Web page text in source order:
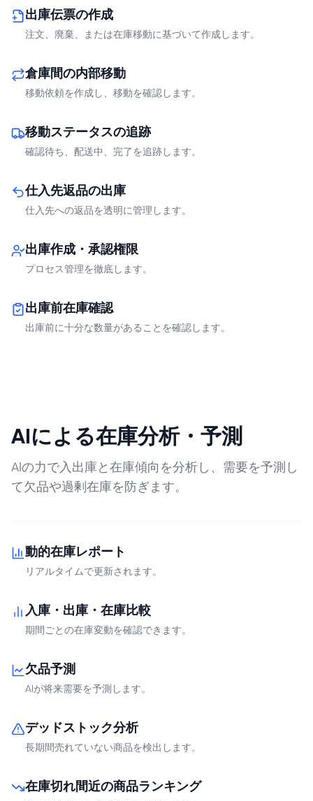
出庫伝票の作成
注文、廃棄、または在庫移動に基づいて作成します。
倉庫間の内部移動
移動依頼を作成し、移動を確認します。
移動ステータスの追跡
確認待ち、配送中、完了を追跡します。
仕入先返品の出庫
仕入先への返品を透明に管理します。
出庫作成・承認権限
プロセス管理を徹底します。
出庫前在庫確認
出庫前に十分な数量があることを確認します。
AIによる在庫分析・予測
AIの力で入出庫と在庫傾向を分析し、需要を予測し
て欠品や過剰在庫を防ぎます。
動的在庫レポート
リアルタイムで更新されます。
入庫・出庫・在庫比較
期間ごとの在庫変動を確認できます。
欠品予測
AIが将来需要を予測します。
デッドストック分析
長期間売れていない商品を検出します。
在庫切れ間近の商品ランキング